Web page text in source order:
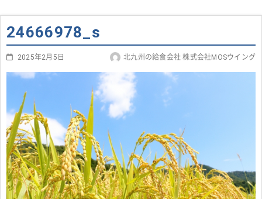
24666978_s
2025年2月5日 北九州の給食会社 株式会社MOSウイング